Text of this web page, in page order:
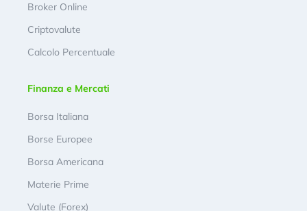
Broker Online
Criptovalute
Calcolo Percentuale
Finanza e Mercati
Borsa Italiana
Borse Europee
Borsa Americana
Materie Prime
Valute (Forex)